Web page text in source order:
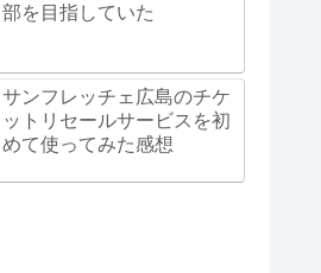
部を目指していた
サンフレッチェ広島のチケ
ットリセールサービスを初
めて使ってみた感想